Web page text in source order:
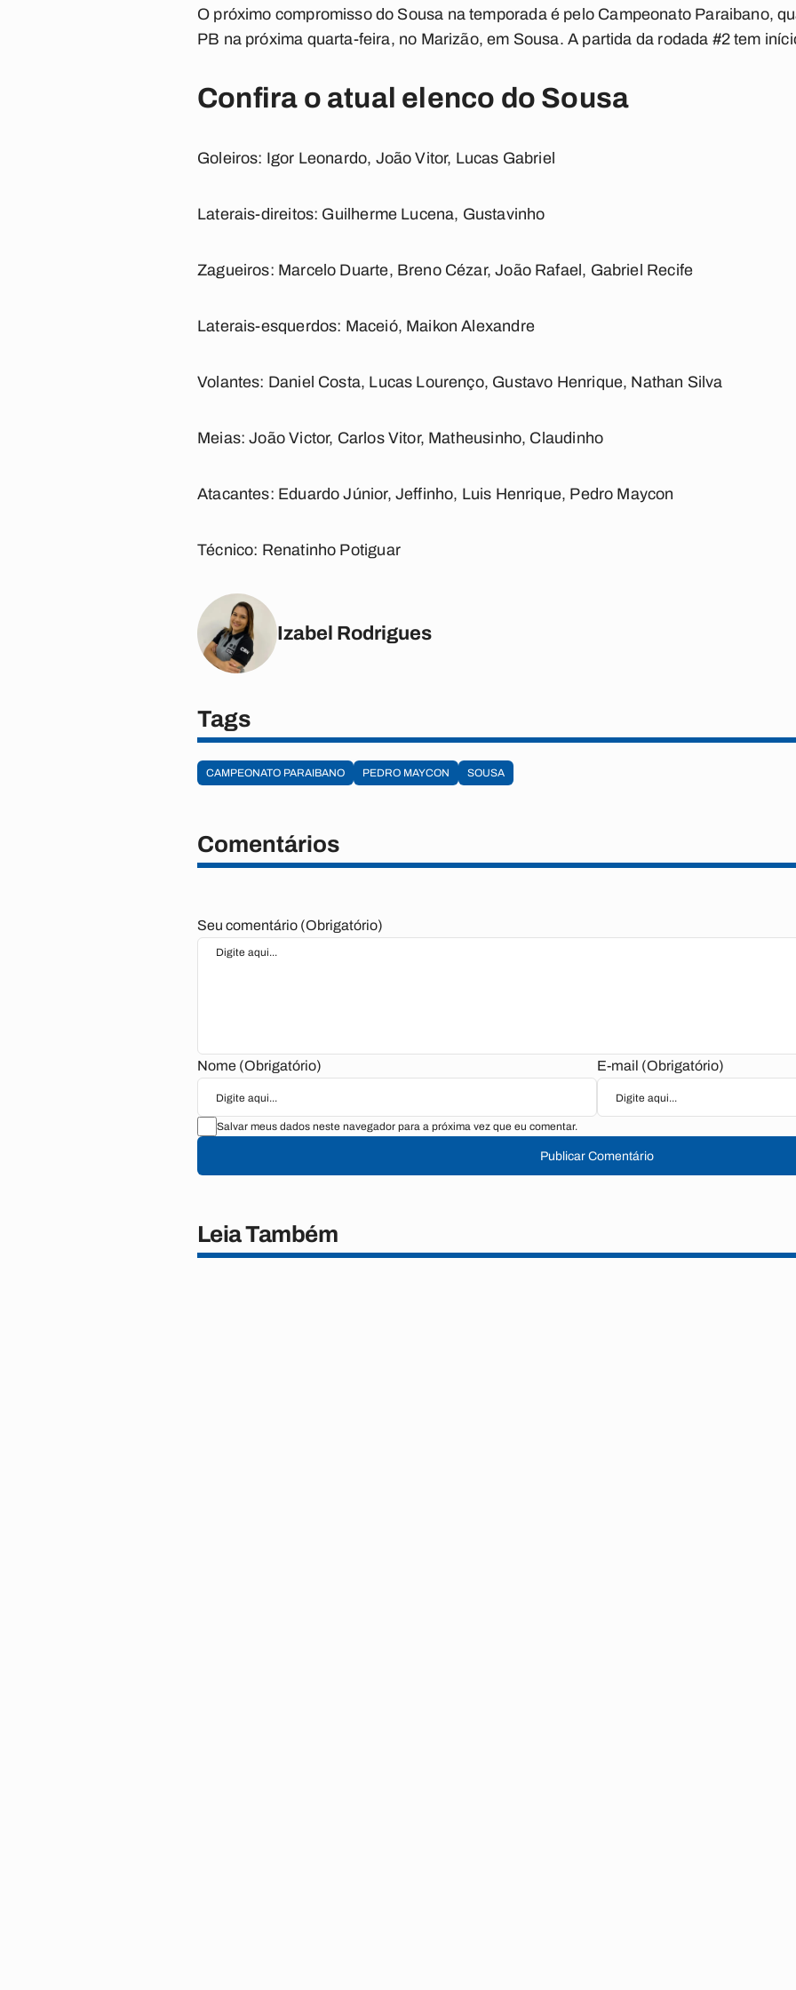
O próximo compromisso do Sousa na temporada é pelo Campeonato Paraibano,
PB na próxima quarta-feira, no Marizão, em Sousa. A partida da rodada #2 tem
Confira o atual elenco do Sousa
Goleiros: Igor Leonardo, João Vitor, Lucas Gabriel
Laterais-direitos: Guilherme Lucena, Gustavinho
Zagueiros: Marcelo Duarte, Breno Cézar, João Rafael, Gabriel Recife
Laterais-esquerdos: Maceió, Maikon Alexandre
Volantes: Daniel Costa, Lucas Lourenço, Gustavo Henrique, Nathan Silva
Meias: João Victor, Carlos Vitor, Matheusinho, Claudinho
Atacantes: Eduardo Júnior, Jeffinho, Luis Henrique, Pedro Maycon
Técnico: Renatinho Potiguar
Izabel Rodrigues
Tags
CAMPEONATO PARAIBANO PEDRO MAYCON SOUSA
Comentários
Seu comentário (Obrigatório)
Nome (Obrigatório) E-mail (Obrigatório)
Salvar meus dados neste navegador para a próxima vez que eu comentar.
Publicar Comentário
Leia Também